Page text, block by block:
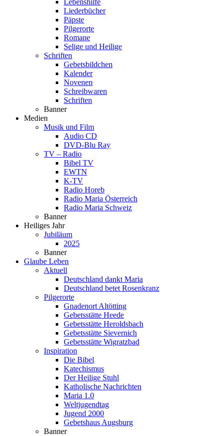
Liederbücher
Päpste
Pilgerorte
Romane
Selige und Heilige
Schriften
Gebetsbildchen
Kalender
Novenen
Schreibwaren
Schriften
Banner
Medien
Musik und Film
Audio CD
DVD-Blu Ray
TV – Radio
Bibel TV
EWTN
K-TV
Radio Horeb
Radio Maria Österreich
Radio Maria Schweiz
Banner
Heiliges Jahr
Jubiläum
2025
Banner
Glaube Leben
Aktuell
Deutschland dankt Maria
Deutschland betet Rosenkranz
Pilgerorte
Gnadenort Altötting
Gebetsstätte Heede
Gebetsstätte Heroldsbach
Gebetsstätte Sievernich
Gebetsstätte Wigratzbad
Inspiration
Die Bibel
Katechismus
Der Heilige Stuhl
Katholische Nachrichten
Maria 1.0
Weltjugendtag
Jugend 2000
Gebetshaus Augsburg
Banner